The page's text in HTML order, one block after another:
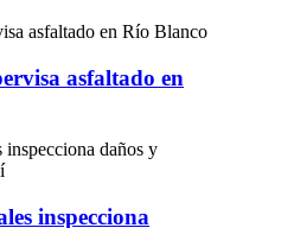
asfaltado en
inspecciona